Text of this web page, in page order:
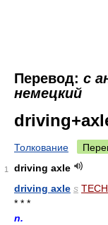
Перевод: с
немецкий
Толкование
1
driving axle
driving axle s TECH
* * *
n.